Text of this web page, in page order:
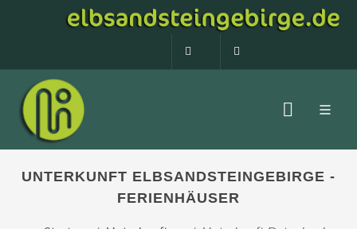
0160 99873408
UNTERKUNFT ELBSANDSTEINGEBIRGE -
FERIENHÄUSER